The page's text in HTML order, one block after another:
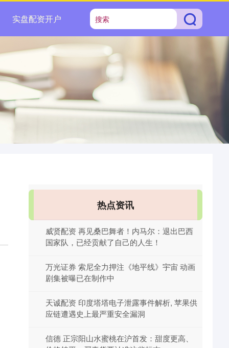
实盘配资开户
热点资讯
威贤配资 再见桑巴舞者！内马尔：退出巴西
国家队，已经贡献了自己的人生！
万光证券 索尼全力押注《地平线》宇宙 动画
剧集被曝已在制作中
天诚配资 印度塔塔电子泄露事件解析, 苹果供
应链遭遇史上最严重安全漏洞
信德 正宗阳山水蜜桃在沪首发：甜度更高、